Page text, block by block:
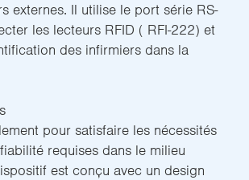
externes. Il utilise le port série RS-
les lecteurs RFID ( RFI-222) et
des infirmiers dans la
pour satisfaire les nécessités
requises dans le milieu
est conçu avec un design